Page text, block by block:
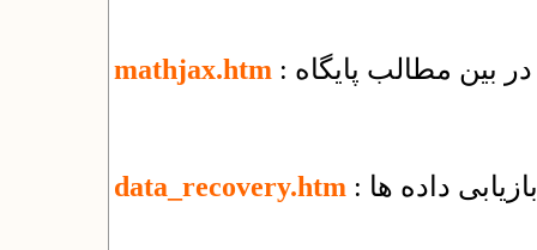
mathjax.htm بین مطالب پایگاه
data_recovery.htm داده ها